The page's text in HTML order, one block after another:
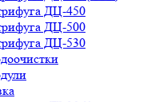
ДЦ-450
ДЦ-500
ДЦ-530